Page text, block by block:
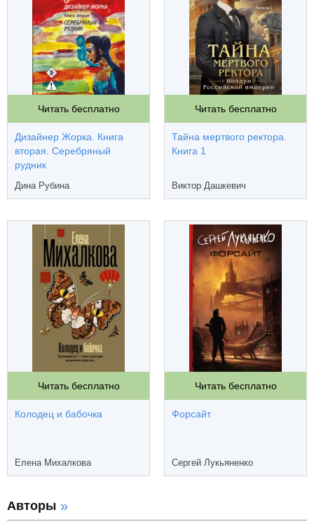
Читать бесплатно
Дизайнер Жорка. Книга
вторая. Серебряный
рудник
Дина Рубина
Читать бесплатно
Тайна мертвого ректора.
Книга 1
Виктор Дашкевич
Читать бесплатно
Колодец и бабочка
Елена Михалкова
Читать бесплатно
Форсайт
Сергей Лукьяненко
Авторы